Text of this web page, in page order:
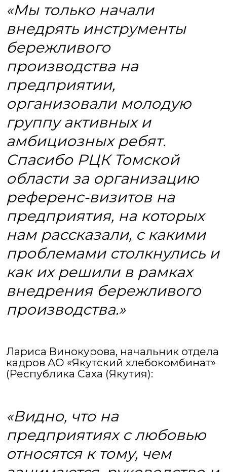
«Мы только начали
внедрять инструменты
бережливого
производства на
предприятии,
организовали молодую
группу активных и
амбициозных ребят.
Спасибо РЦК Томской
области за организацию
референс-визитов на
предприятия, на которых
нам рассказали, с какими
проблемами столкнулись и
как их решили в рамках
внедрения бережливого
производства.»
Лариса Винокурова, начальник отдела
кадров АО «Якутский хлебокомбинат»
(Республика Саха (Якутия):
«Видно, что на
предприятиях с любовью
относятся к тому, чем